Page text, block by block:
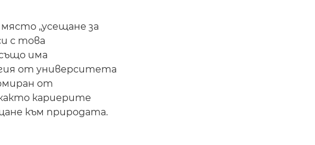
„усещане за
с това
има
от университета
от
кариерите
към природата.